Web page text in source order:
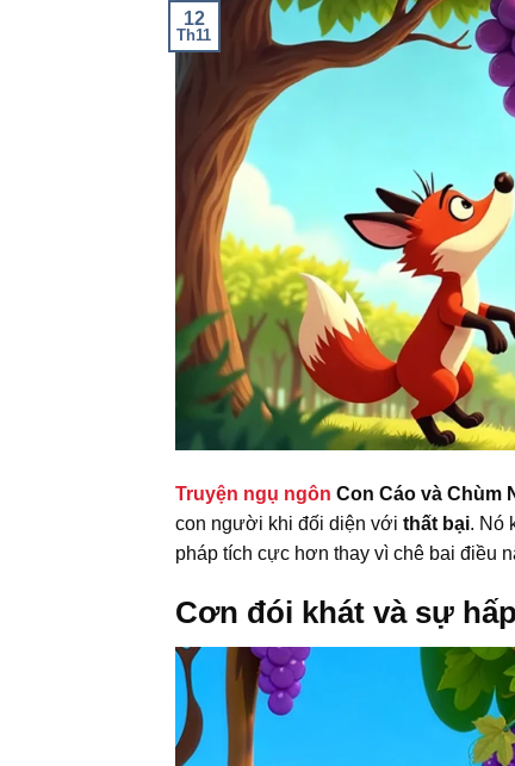
12
Th11
Truyện ngụ ngôn Con Cáo và Chùm
con người khi đối diện với thất bại. Nó
pháp tích cực hơn thay vì chê bai điều
Cơn đói khát và sự